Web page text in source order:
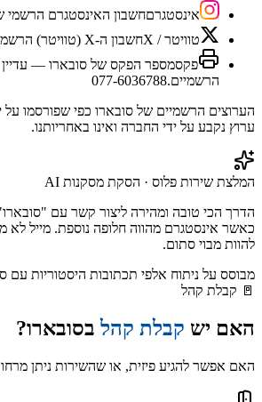
אינסטגרםחשבון האינסטגרם הרשמי
טוויטר / X
חשבון ה-X (טוויטר) הרשמי של סובארו.
פקסמספר הפקס של סובארו —
הרשמיים.077-6036788
הערוצים הרשמיים של סובארו כפי שפורסמו על
ערוץ נקבע על ידי החברה ואינו באחריותנו.
המלצת שירות פלוס · הסקת מסקנות AI
הדרך הכי טובה ומהירה ליצור קשר עם
כאשר אינסטגרם מהווה חלופה נוספת. מייל לא
להוות מבוי סתום.
מבוסס על ניתוח אלפי תכתובות היסטוריות עם
🚪 קבלת קהל
האם יש קבלת קהלבסובארו?
האם אפשר להגיע פיזית, או שהשירות ניתן